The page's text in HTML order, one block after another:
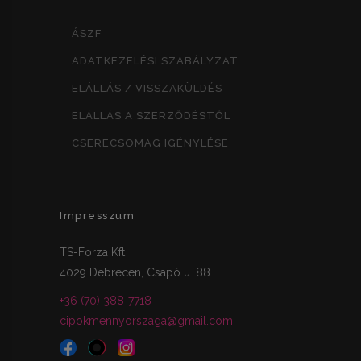
ÁSZF
ADATKEZELÉSI SZABÁLYZAT
ELÁLLÁS / VISSZAKÜLDÉS
ELÁLLÁS A SZERZŐDÉSTŐL
CSERECSOMAG IGÉNYLÉSE
Impresszum
TS-Forza Kft
4029 Debrecen, Csapó u. 88.
+36 (70) 388-7718
cipokmennyorszaga@gmail.com